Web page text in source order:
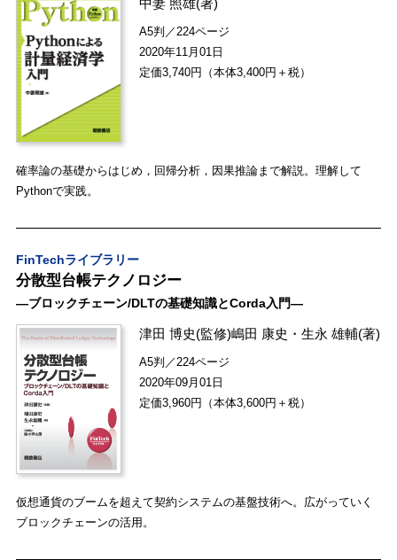
A5判／224ページ
2020年11月01日
定価3,740円（本体3,400円＋税）
確率論の基礎からはじめ，回帰分析，因果推論まで解説。理解して
Pythonで実践。
FinTechライブラリー
分散型台帳テクノロジー
―ブロックチェーン/DLTの基礎知識とCorda入門―
津田 博史(監修)嶋田 康史 ・生永 雄輔(著)
A5判／224ページ
2020年09月01日
定価3,960円（本体3,600円＋税）
仮想通貨のブームを超えて契約システムの基盤技術へ。広がっていく
ブロックチェーンの活用。